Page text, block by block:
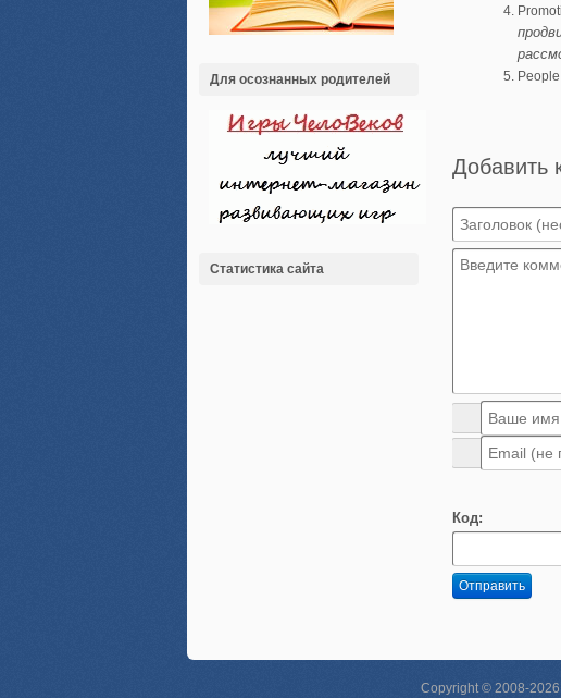
Для осознанных родителей
Статистика сайта
Добавить
Код:
Отправить
Copyright © 2008-